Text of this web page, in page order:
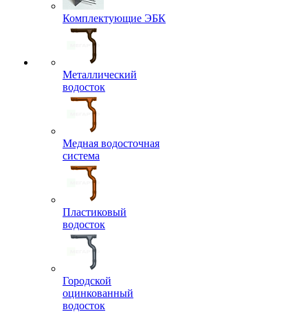
Комплектующие ЭБК
Металлический
водосток
Медная водосточная
система
Пластиковый
водосток
Городской
оцинкованный
водосток